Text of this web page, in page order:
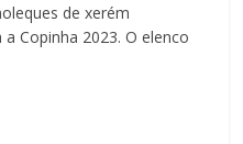
de xerém
Copinha 2023. O elenco